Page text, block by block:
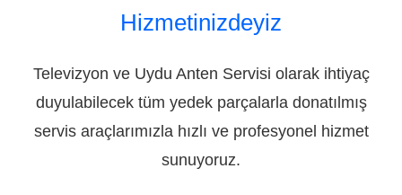
Hizmetinizdeyiz
Televizyon ve Uydu Anten Servisi olarak ihtiyaç
duyulabilecek tüm yedek parçalarla donatılmış
servis araçlarımızla hızlı ve profesyonel hizmet
sunuyoruz.